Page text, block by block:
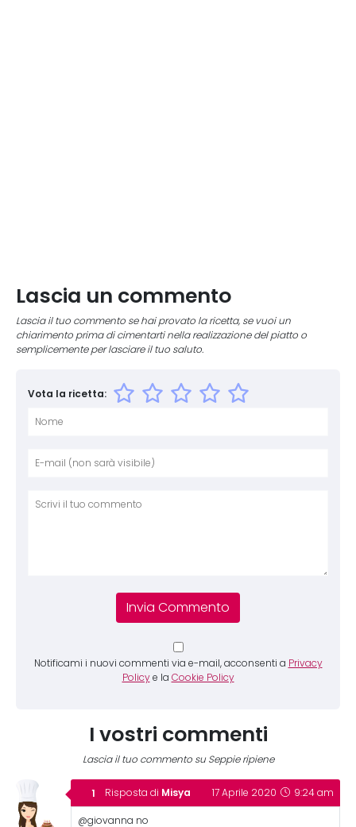
Lascia un commento
Lascia il tuo commento se hai provato la ricetta, se vuoi un
chiarimento prima di cimentarti nella realizzazione del piatto o
semplicemente per lasciare il tuo saluto.
Vota la ricetta:
Notificami i nuovi commenti via e-mail, acconsenti a Privacy
Policy e la Cookie Policy
I vostri commenti
Lascia il tuo commento su Seppie ripiene
Risposta di Misya 17 Aprile 2020 9:24 am
@giovanna no